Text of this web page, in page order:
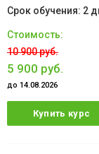
2
10 900 руб.
5 900 руб.
до 14.08.2026
Купить курс